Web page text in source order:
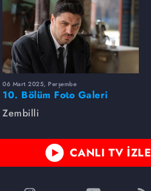
06 Mart 2025, Perşembe
10. Bölüm Foto Galeri
Zembilli
CANLI TV İZLE